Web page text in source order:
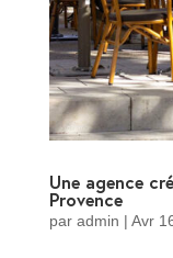
Une agence
Provence
par admin | Avr